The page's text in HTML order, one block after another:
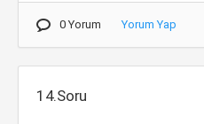
0 Yorum Yorum Yap
14.Soru